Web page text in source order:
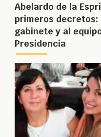
Abelardo de la
primeros decretos:
gabinete y al
Presidencia